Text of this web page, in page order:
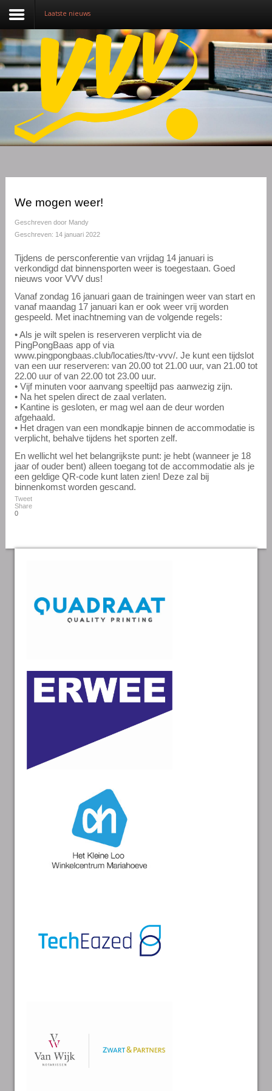
Nieuws
Over VVV
Lidmaatschap
Competitie
Sponsoring
English
Laatste nieuws
We mogen weer!
Geschreven door Mandy
Geschreven: 14 januari 2022
Tijdens de persconferentie van vrijdag 14 januari is
verkondigd dat binnensporten weer is toegestaan. Goed
nieuws voor VVV dus!
Vanaf zondag 16 januari gaan de trainingen weer van start en
vanaf maandag 17 januari kan er ook weer vrij worden
gespeeld. Met inachtneming van de volgende regels:
• Als je wilt spelen is reserveren verplicht via de
PingPongBaas app of via
www.pingpongbaas.club/locaties/ttv-vvv/. Je kunt een tijdslot
van een uur reserveren: van 20.00 tot 21.00 uur, van 21.00 tot
22.00 uur of van 22.00 tot 23.00 uur.
• Vijf minuten voor aanvang speeltijd pas aanwezig zijn.
• Na het spelen direct de zaal verlaten.
• Kantine is gesloten, er mag wel aan de deur worden
afgehaald.
• Het dragen van een mondkapje binnen de accommodatie is
verplicht, behalve tijdens het sporten zelf.
En wellicht wel het belangrijkste punt: je hebt (wanneer je 18
jaar of ouder bent) alleen toegang tot de accommodatie als je
een geldige QR-code kunt laten zien! Deze zal bij
binnenkomst worden gescand.
Tweet
Share
0